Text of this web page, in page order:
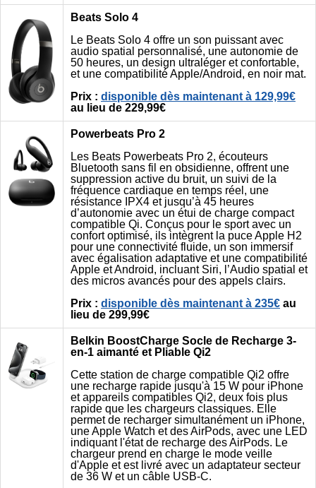
Beats Solo 4
Le Beats Solo 4 offre un son puissant avec
audio spatial personnalisé, une autonomie de
50 heures, un design ultraléger et confortable,
et une compatibilité Apple/Android, en noir mat.
Prix : disponible dès maintenant à 129,99€
au lieu de 229,99€
Powerbeats Pro 2
Les Beats Powerbeats Pro 2, écouteurs
Bluetooth sans fil en obsidienne, offrent une
suppression active du bruit, un suivi de la
fréquence cardiaque en temps réel, une
résistance IPX4 et jusqu’à 45 heures
d’autonomie avec un étui de charge compact
compatible Qi. Conçus pour le sport avec un
confort optimisé, ils intègrent la puce Apple H2
pour une connectivité fluide, un son immersif
avec égalisation adaptative et une compatibilité
Apple et Android, incluant Siri, l’Audio spatial et
des micros avancés pour des appels clairs.
Prix : disponible dès maintenant à 235€ au
lieu de 299,99€
Belkin BoostCharge Socle de Recharge 3-
en-1 aimanté et Pliable Qi2
Cette station de charge compatible Qi2 offre
une recharge rapide jusqu'à 15 W pour iPhone
et appareils compatibles Qi2, deux fois plus
rapide que les chargeurs classiques. Elle
permet de recharger simultanément un iPhone,
une Apple Watch et des AirPods, avec une LED
indiquant l'état de recharge des AirPods. Le
chargeur prend en charge le mode veille
d'Apple et est livré avec un adaptateur secteur
de 36 W et un câble USB-C.